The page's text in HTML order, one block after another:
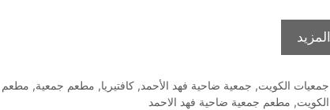
المزيد
التصنيفات
جمعيات الكويت, جمعية ضاحية فهد الأحمد, كافتيريا, مطعم جمعية, مطعم
الوسوم
الكويت, مطعم جمعية ضاحية فهد الاحمد